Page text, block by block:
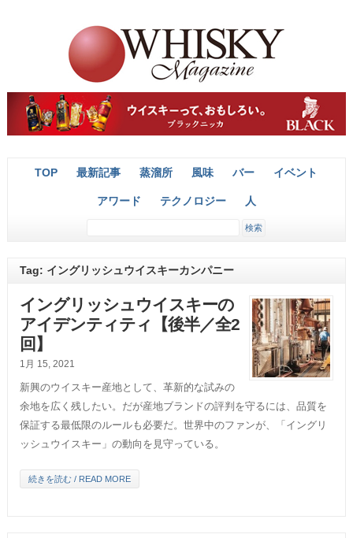
TOP 最新記事 蒸溜所 風味 バー イベント
アワード テクノロジー 人
Tag: イングリッシュウイスキーカンパニー
イングリッシュウイスキーの
アイデンティティ【後半／全2
回】
1月 15, 2021
新興のウイスキー産地として、革新的な試みの
余地を広く残したい。だが産地ブランドの評判を守るには、品質を
保証する最低限のルールも必要だ。世界中のファンが、「イングリ
ッシュウイスキー」の動向を見守っている。
続きを読む / READ MORE